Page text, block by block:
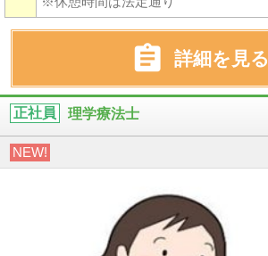
 詳細を見る
正社員 理学療法士
NEW!